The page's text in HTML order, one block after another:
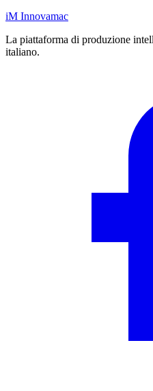
iM Innovamac
La piattaforma di produzione
italiano.